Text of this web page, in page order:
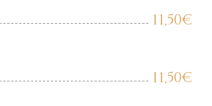
11,50€
11,50€